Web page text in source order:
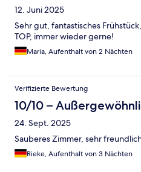
12. Juni 2025
Sehr gut, fantastisches
TOP, immer wieder gerne!
Maria, Aufenthalt von 2 Nächten
Verifizierte Bewertung
10/10 –
24. Sept. 2025
Sauberes Zimmer, sehr
Rieke, Aufenthalt von 3 Nächten